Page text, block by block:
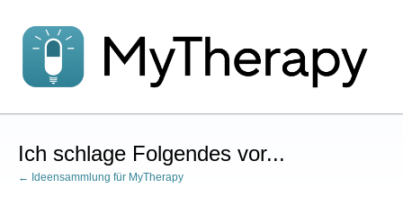
Inhalt
springen
Ich schlage Folgendes vor...
← Ideensammlung für MyTherapy